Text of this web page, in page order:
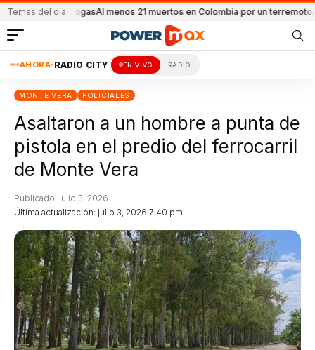
Temas del día
de drogasAl menos 21 muertos en Colombia por un terremotoAdorni
AHORA: RADIO CITY EN VIVO RADIO
MONTE VERA POLICIALES
Asaltaron a un hombre a punta de
pistola en el predio del ferrocarril
de Monte Vera
Última actualización: julio 3, 2026 7:40 pm
Publicado: julio 3, 2026